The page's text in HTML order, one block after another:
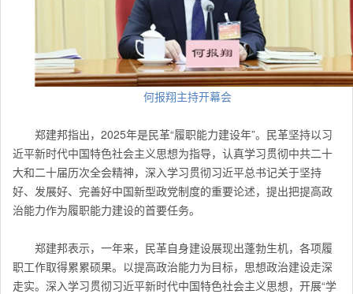
何报翔主持开幕会
郑建邦指出，2025年是民革“履职能力建设年”。民革坚持以习
近平新时代中国特色社会主义思想为指导，认真学习贯彻中共二十
大和二十届历次全会精神，深入学习贯彻习近平总书记关于坚持
好、发展好、完善好中国新型政党制度的重要论述，提出把提高政
治能力作为履职能力建设的首要任务。
郑建邦表示，一年来，民革自身建设展现出蓬勃生机，各项履
职工作取得累累硕果。以提高政治能力为目标，思想政治建设走深
走实。深入学习贯彻习近平新时代中国特色社会主义思想，开展“学